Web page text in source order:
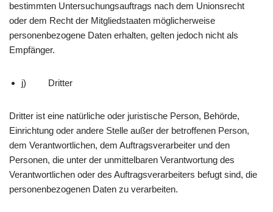
bestimmten Untersuchungsauftrags nach dem Unionsrecht
oder dem Recht der Mitgliedstaaten möglicherweise
personenbezogene Daten erhalten, gelten jedoch nicht als
Empfänger.
j) Dritter
Dritter ist eine natürliche oder juristische Person, Behörde,
Einrichtung oder andere Stelle außer der betroffenen Person,
dem Verantwortlichen, dem Auftragsverarbeiter und den
Personen, die unter der unmittelbaren Verantwortung des
Verantwortlichen oder des Auftragsverarbeiters befugt sind, die
personenbezogenen Daten zu verarbeiten.